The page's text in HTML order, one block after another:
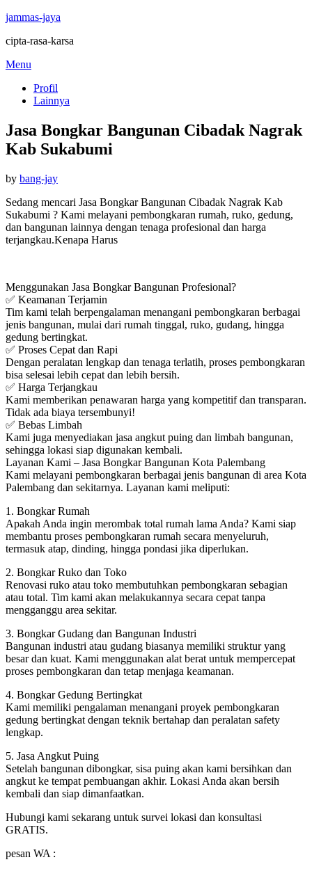
jammas-jaya
cipta-rasa-karsa
Skip
content
Menu
Profil
Lainnya
Jasa Bongkar Bangunan Cibadak Nagrak
Kab Sukabumi
by bang-jayPosted
Sedang mencari Jasa Bongkar Bangunan Cibadak Nagrak Kab
Sukabumi ? Kami melayani pembongkaran rumah, ruko, gedung,
dan bangunan lainnya dengan tenaga profesional dan harga
terjangkau.Kenapa Harus
Menggunakan Jasa Bongkar Bangunan Profesional?
✅ Keamanan Terjamin
Tim kami telah berpengalaman menangani pembongkaran berbagai
jenis bangunan, mulai dari rumah tinggal, ruko, gudang, hingga
gedung bertingkat.
✅ Proses Cepat dan Rapi
Dengan peralatan lengkap dan tenaga terlatih, proses pembongkaran
bisa selesai lebih cepat dan lebih bersih.
✅ Harga Terjangkau
Kami memberikan penawaran harga yang kompetitif dan transparan.
Tidak ada biaya tersembunyi!
✅ Bebas Limbah
Kami juga menyediakan jasa angkut puing dan limbah bangunan,
sehingga lokasi siap digunakan kembali.
Layanan Kami – Jasa Bongkar Bangunan Kota Palembang
Kami melayani pembongkaran berbagai jenis bangunan di area Kota
Palembang dan sekitarnya. Layanan kami meliputi:
1. Bongkar Rumah
Apakah Anda ingin merombak total rumah lama Anda? Kami siap
membantu proses pembongkaran rumah secara menyeluruh,
termasuk atap, dinding, hingga pondasi jika diperlukan.
2. Bongkar Ruko dan Toko
Renovasi ruko atau toko membutuhkan pembongkaran sebagian
atau total. Tim kami akan melakukannya secara cepat tanpa
mengganggu area sekitar.
3. Bongkar Gudang dan Bangunan Industri
Bangunan industri atau gudang biasanya memiliki struktur yang
besar dan kuat. Kami menggunakan alat berat untuk mempercepat
proses pembongkaran dan tetap menjaga keamanan.
4. Bongkar Gedung Bertingkat
Kami memiliki pengalaman menangani proyek pembongkaran
gedung bertingkat dengan teknik bertahap dan peralatan safety
lengkap.
5. Jasa Angkut Puing
Setelah bangunan dibongkar, sisa puing akan kami bersihkan dan
angkut ke tempat pembuangan akhir. Lokasi Anda akan bersih
kembali dan siap dimanfaatkan.
Hubungi kami sekarang untuk survei lokasi dan konsultasi
GRATIS.
pesan WA :